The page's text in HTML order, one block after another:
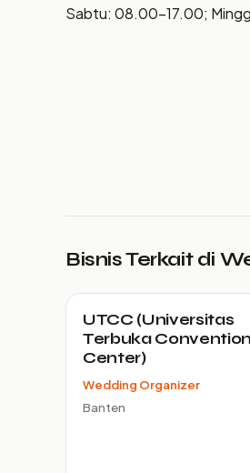
Sabtu: 08.00–17.00;
Bisnis Terkait di
UTCC (Universitas
Terbuka Convention
Center)
Wedding Organizer
Banten